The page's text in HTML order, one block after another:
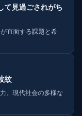
て見過ごされがち
直面する課題と希
紋
。現代社会の多様な